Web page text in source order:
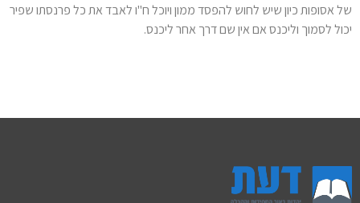
של אסופות כיון שיש לחוש להפסד ממון ויוכל ח"ו לאבד את כל פרנסתו שפיר
יכול לסמוך וליכנס אם אין שם דרך אחר ליכנס.